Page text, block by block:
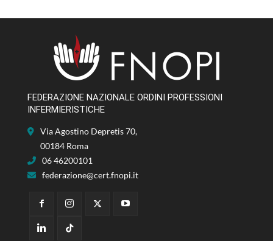
FEDERAZIONE NAZIONALE ORDINI PROFESSIONI
INFERMIERISTICHE
Via Agostino Depretis 70,
00184 Roma
06 46200101
federazione@cert.fnopi.it